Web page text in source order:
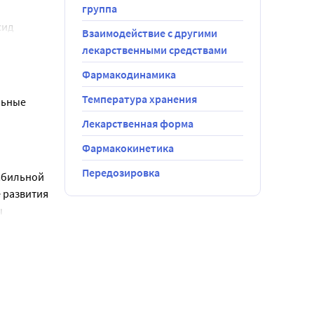
почек.
мг;
0,3150
у
грудное
группа
Взаимодействие с другими
лекарственными средствами
Фармакодинамика
Температура хранения
Лекарственная форма
Фармакокинетика
Передозировка